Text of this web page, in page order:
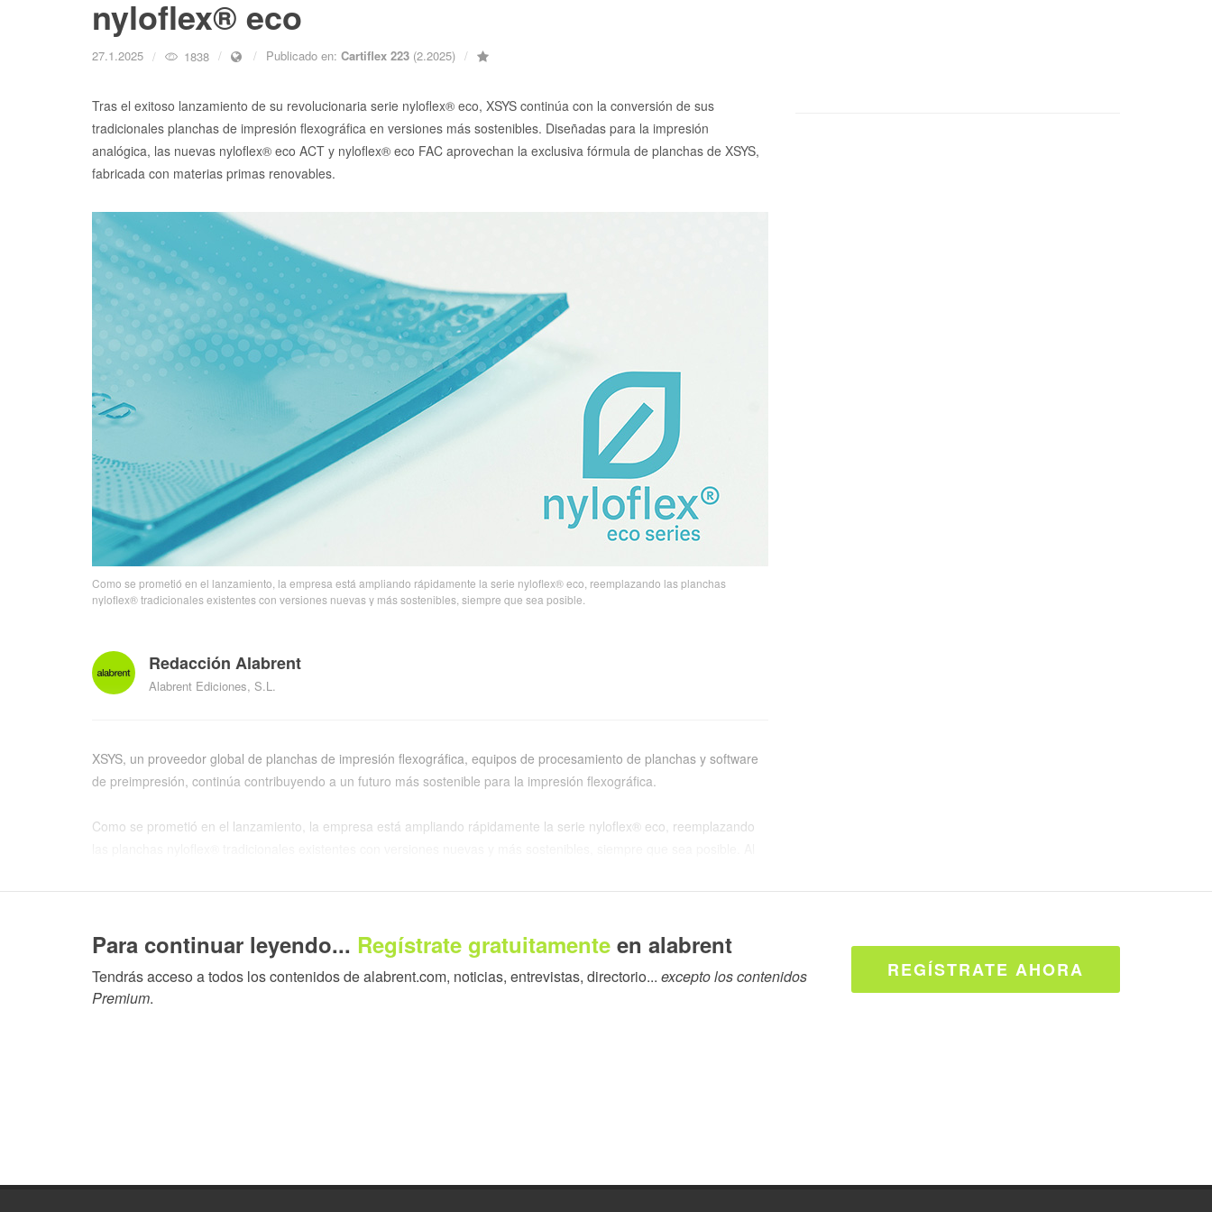
nyloflex® eco
27.1.2025 1838 Publicado en: Cartiflex 223 (2.2025)
Tras el exitoso lanzamiento de su revolucionaria serie nyloflex® eco, XSYS continúa con la conversión de sus
tradicionales planchas de impresión flexográfica en versiones más sostenibles. Diseñadas para la impresión
analógica, las nuevas nyloflex® eco ACT y nyloflex® eco FAC aprovechan la exclusiva fórmula de planchas de XSYS,
fabricada con materias primas renovables.
Como se prometió en el lanzamiento, la empresa está ampliando rápidamente la serie nyloflex® eco, reemplazando las planchas
nyloflex® tradicionales existentes con versiones nuevas y más sostenibles, siempre que sea posible.
Redacción Alabrent
Alabrent Ediciones, S.L.
XSYS, un proveedor global de planchas de impresión flexográfica, equipos de procesamiento de planchas y software
de preimpresión, continúa contribuyendo a un futuro más sostenible para la impresión flexográfica.
Como se prometió en el lanzamiento, la empresa está ampliando rápidamente la serie nyloflex® eco, reemplazando
determinación de traer alternativas más sostenibles al mercado, al tiempo que mantiene la excelencia en la calidad y
“En XSYS, estamos comprometidos a llevar la calidad probada a un futuro sostenible, por lo que estamos ampliando
rápidamente la serie nyloflex® eco y retirando nuestras planchas antiguas en la medida de lo posible”, dice Florian
Hoelzle, gerente de productos nyloflex®/nylosolv®. “Ofrecer versiones ecológicas analógicas de nyloflex® ACT y
color azul claro que gradualmente se está estandarizando en la cartera de productos flexográficos de XSYS para
Para continuar leyendo... Regístrate gratuitamente en alabrent
Tendrás acceso a todos los contenidos de alabrent.com, noticias, entrevistas, directorio... excepto los contenidos
Premium.
REGÍSTRATE AHORA